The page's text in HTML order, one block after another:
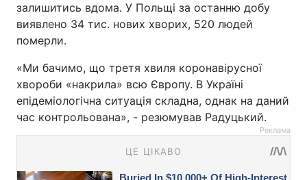
залишитись вдома. У Польщі за останню добу
виявлено 34 тис. нових хворих, 520 людей
померли.
«Ми бачимо, що третя хвиля коронавірусної
хвороби «накрила» всю Європу. В Україні
епідеміологічна ситуація складна, однак на даний
час контрольована», - резюмував Радуцький.
Реклама